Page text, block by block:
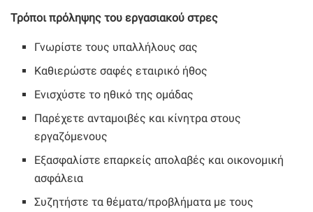
Τρόποι πρόληψης του εργασιακού στρες
Γνωρίστε τους υπαλλήλους σας
Καθιερώστε σαφές εταιρικό ήθος
Ενισχύστε το ηθικό της ομάδας
Παρέχετε ανταμοιβές και κίνητρα στους
εργαζόμενους
Εξασφαλίστε επαρκείς απολαβές και οικονομική
ασφάλεια
Συζητήστε τα θέματα/προβλήματα με τους